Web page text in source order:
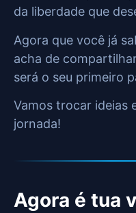
da liberdade que
Agora que você já
acha de
será o seu primeiro
Vamos trocar ideias
jornada!
Agora é tua